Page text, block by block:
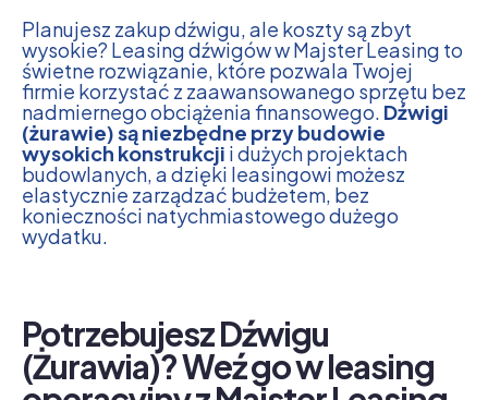
Planujesz zakup dźwigu, ale koszty są zbyt
wysokie? Leasing dźwigów w Majster Leasing to
świetne rozwiązanie, które pozwala Twojej
firmie korzystać z zaawansowanego sprzętu bez
nadmiernego obciążenia finansowego. Dźwigi
(żurawie) są niezbędne przy budowie
wysokich konstrukcji i dużych projektach
budowlanych, a dzięki leasingowi możesz
elastycznie zarządzać budżetem, bez
konieczności natychmiastowego dużego
wydatku.
Potrzebujesz Dźwigu
(Żurawia)? Weź go w leasing